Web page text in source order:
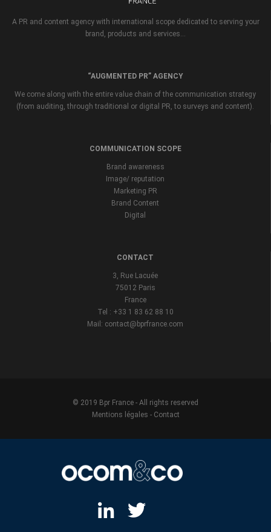
A PR and content agency with international scope dedicated to serving your
brand, products and services...
“AUGMENTED PR” AGENCY
We come along with the entire value chain of the communication strategy
(from auditing, through traditional or digital PR, to surveys and content).
COMMUNICATION SCOPE
Brand awareness
Image/ reputation
Marketing PR
Brand Content
Digital
CONTACT
3, Rue Lacuée
75012 Paris
France
Tel : +33 1 83 62 88 10
Mail: contact@bprfrance.com
© 2019 Bpr France - All rights reserved
Mentions légales - Contact